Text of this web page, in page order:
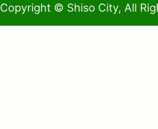
Copyright © Shiso City, All